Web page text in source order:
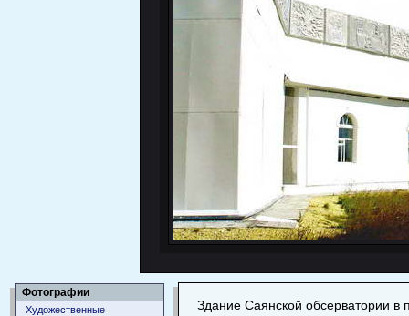
Фотографии
Художественные Здание Саянской обсерватории в